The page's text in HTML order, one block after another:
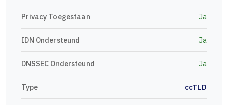
Privacy Toegestaan Ja
IDN Ondersteund Ja
DNSSEC Ondersteund Ja
Type ccTLD